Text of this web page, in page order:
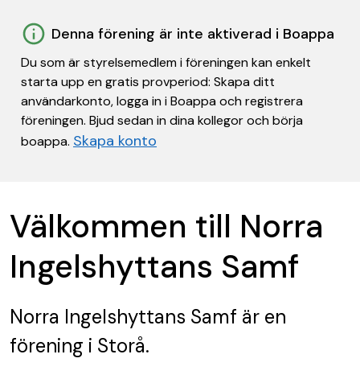
Denna förening är inte aktiverad i Boappa
Du som är styrelsemedlem i föreningen kan enkelt
starta upp en gratis provperiod: Skapa ditt
användarkonto, logga in i Boappa och registrera
föreningen. Bjud sedan in dina kollegor och börja
boappa. Skapa konto
Välkommen till Norra
Ingelshyttans Samf
Norra Ingelshyttans Samf är en
förening i Storå.